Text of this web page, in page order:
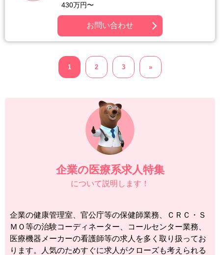
430万円〜
お問い合わせ
1 2 3 »
企業の医療系求人特集
について説明します！
企業の健康管理室、官公庁等の保健師業務、ＣＲＣ・Ｓ
ＭＯ等の治験コーディネーター、コールセンター業務、
医療機器メーカーの看護師等の求人を多く取り扱ってお
ります。人気のためすぐに求人がクローズも考えられる